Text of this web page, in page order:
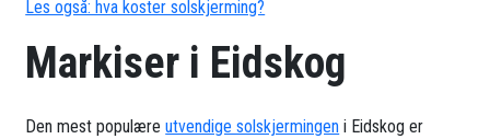
Les også: hva koster solskjerming?
Markiser i Eidskog
Den mest populæreutvendige solskjermingen i Eidskog er